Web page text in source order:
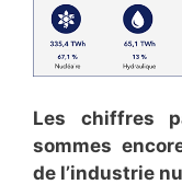
Les chiffres
sommes
de l’industrie